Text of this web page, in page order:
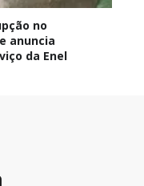
no
anuncia
da Enel